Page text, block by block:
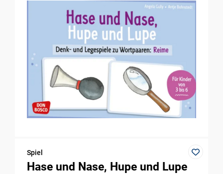
Spiel
Hase und Nase, Hupe und Lupe